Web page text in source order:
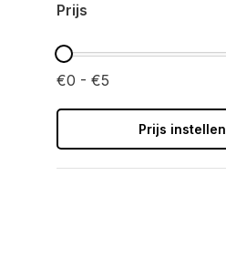
Prijs
€0 - €5
Prijs instellen